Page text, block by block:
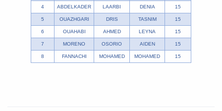
4 ABDELKADER LAARBI DENIA 15
5 OUAZHGARI DRIS TASNIM 15
6 OUAHABI AHMED LEYNA 15
7 MORENO OSORIO AIDEN 15
8 FANNACHI MOHAMED MOHAMED 15